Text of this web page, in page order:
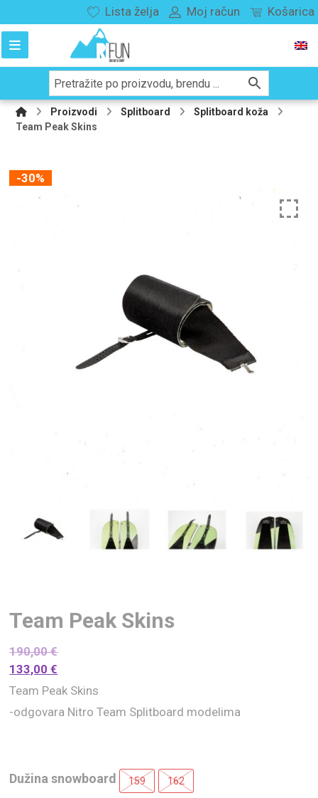
Lista želja Moj račun Košarica
Proizvodi Splitboard
Splitboard koža
Team Peak Skins
-30%
Team Peak Skins
190,00€
133,00€
Team Peak Skins
-odgovara Nitro Team Splitboard modelima
Dužina snowboard 159 162